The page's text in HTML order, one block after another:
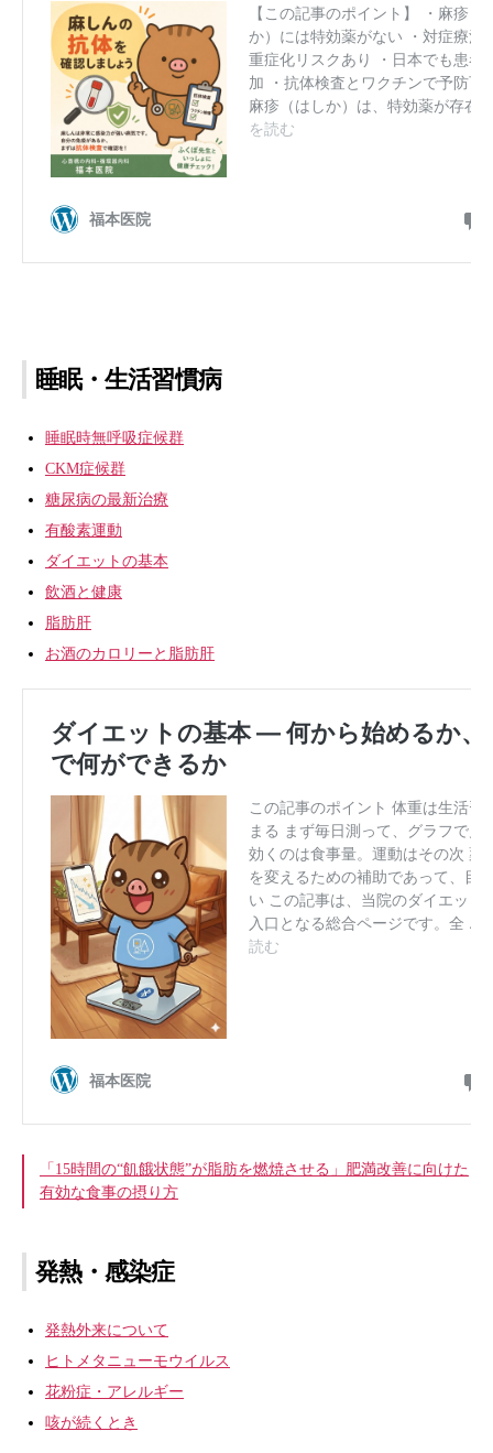
睡眠・生活習慣病
睡眠時無呼吸症候群
CKM症候群
糖尿病の最新治療
有酸素運動
ダイエットの基本
飲酒と健康
脂肪肝
お酒のカロリーと脂肪肝
「15時間の“飢餓状態”が脂肪を燃焼させる」肥満改善に向けた
有効な食事の摂り方
発熱・感染症
発熱外来について
ヒトメタニューモウイルス
花粉症・アレルギー
咳が続くとき